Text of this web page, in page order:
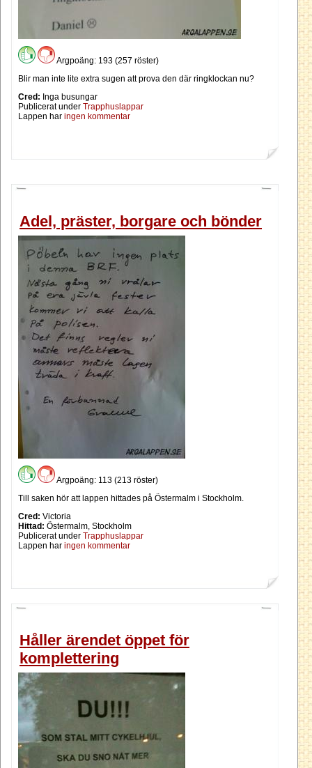
Argpoäng: 193 (257 röster)
Blir man inte lite extra sugen att prova den där ringklockan nu?
Cred: Inga busungar
Publicerat under Trapphuslappar
Lappen har ingen kommentar
Adel, präster, borgare och bönder
Argpoäng: 113 (213 röster)
Till saken hör att lappen hittades på Östermalm i Stockholm.
Cred: Victoria
Hittad: Östermalm, Stockholm
Publicerat under Trapphuslappar
Lappen har ingen kommentar
Håller ärendet öppet för
komplettering